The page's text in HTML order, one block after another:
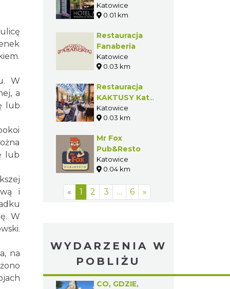
W
a
lub
lub
i
W
na
Cristallo (Hotel
Monopol)
Katowice
0.01 km
Restauracja
Fanaberia
Katowice
0.03 km
Restauracja
KAKTUSY Kato
Koncept
Kulinarny
Katowice
0.03 km
Mr Fox
Pub&Resto
Katowice
0.04 km
« 1 2 3 … 6 »
WYDARZENIA W
POBLIŻU
CO, GDZIE,